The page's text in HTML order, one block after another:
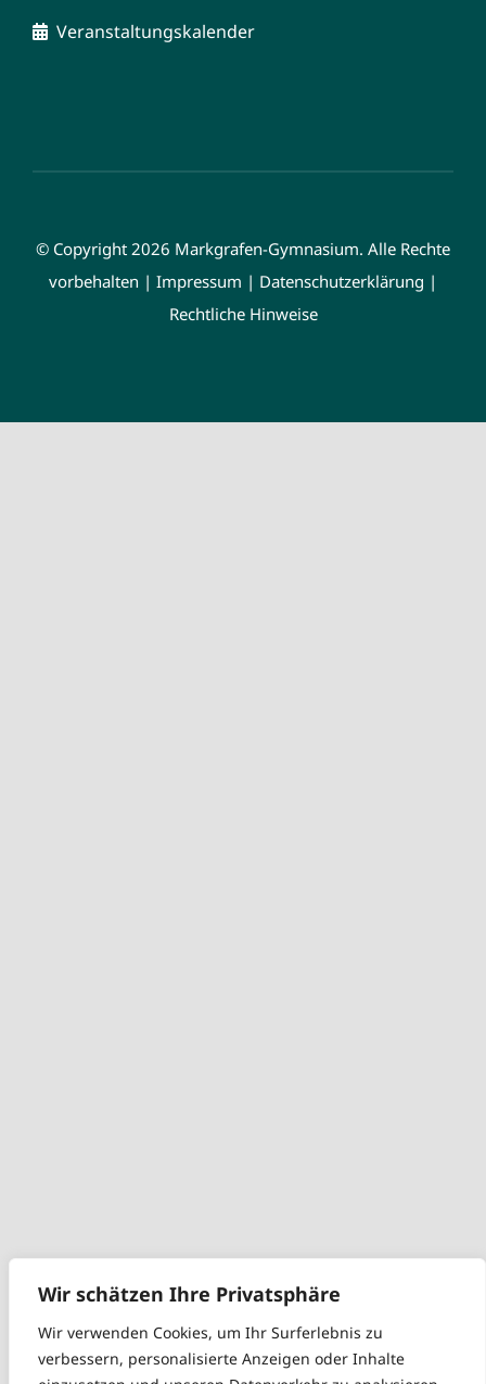
Wir schätzen Ihre Privatsphäre
Wir verwenden Cookies, um Ihr Surferlebnis zu
verbessern, personalisierte Anzeigen oder Inhalte
Veranstaltungskalender
© Copyright 2026 Markgrafen-Gymnasium. Alle Rechte
vorbehalten | Impressum | Datenschutzerklärung |
Rechtliche Hinweise